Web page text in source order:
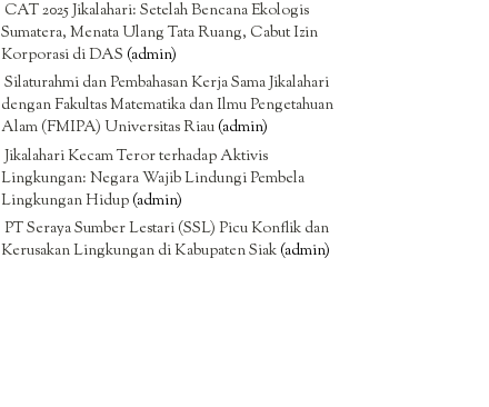
CAT 2025 Jikalahari: Setelah Bencana Ekologis
Sumatera, Menata Ulang Tata Ruang, Cabut Izin
Korporasi di DAS (admin)
Silaturahmi dan Pembahasan Kerja Sama Jikalahari
dengan Fakultas Matematika dan Ilmu Pengetahuan
Alam (FMIPA) Universitas Riau(admin)
Jikalahari Kecam Teror terhadap Aktivis
Lingkungan: Negara Wajib Lindungi Pembela
Lingkungan Hidup(admin)
PT Seraya Sumber Lestari (SSL) Picu Konflik dan
Kerusakan Lingkungan di Kabupaten Siak(admin)